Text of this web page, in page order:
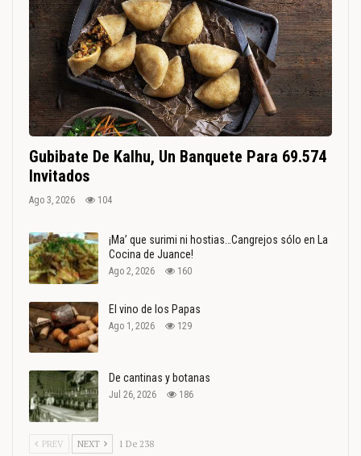
Gubibate De Kalhu, Un Banquete Para 69.574
Invitados
Ago 3, 2026 104
¡Ma’ que surimi ni hostias…Cangrejos sólo en La
Cocina de Juance!
Ago 2, 2026 160
El vino de los Papas
Ago 1, 2026 129
De cantinas y botanas
Jul 26, 2026 186
PREV NEXT 1 De 238